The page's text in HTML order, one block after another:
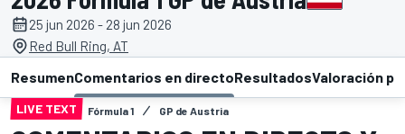
25 jun 2026 - 28 jun 2026
Red Bull Ring, AT
ResumenComentarios en directoResultadosValoración
LIVE TEXT Fórmula 1 GP de Austria